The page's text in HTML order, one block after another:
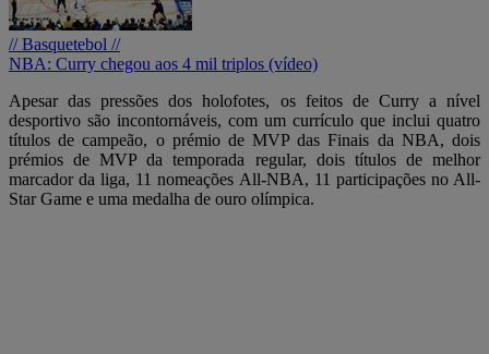
// Basquetebol //
NBA: Curry chegou aos 4 mil triplos (vídeo)
Apesar das pressões dos holofotes, os feitos de Curry a nível
desportivo são incontornáveis, com um currículo que inclui quatro
títulos de campeão, o prémio de MVP das Finais da NBA, dois
prémios de MVP da temporada regular, dois títulos de melhor
marcador da liga, 11 nomeações All-NBA, 11 participações no All-
Star Game e uma medalha de ouro olímpica.